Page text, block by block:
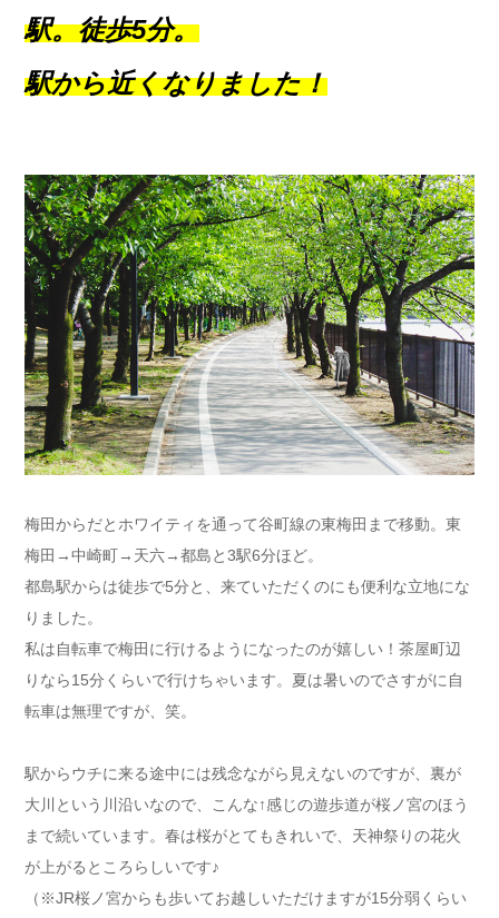
駅。徒歩5分。
駅から近くなりました！
梅田からだとホワイティを通って谷町線の東梅田まで移動。東
梅田→中崎町→天六→都島と3駅6分ほど。
都島駅からは徒歩で5分と、来ていただくのにも便利な立地にな
りました。
私は自転車で梅田に行けるようになったのが嬉しい！茶屋町辺
りなら15分くらいで行けちゃいます。夏は暑いのでさすがに自
転車は無理ですが、笑。
駅からウチに来る途中には残念ながら見えないのですが、裏が
大川という川沿いなので、こんな↑感じの遊歩道が桜ノ宮のほう
まで続いています。春は桜がとてもきれいで、天神祭りの花火
が上がるところらしいです♪
（※JR桜ノ宮からも歩いてお越しいただけますが15分弱くらい